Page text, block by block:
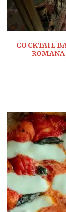
COCKTAIL